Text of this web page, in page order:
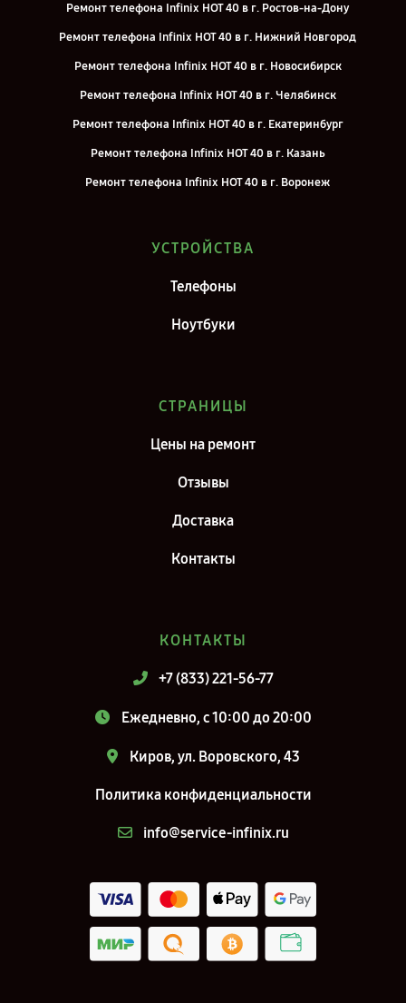
Ремонт телефона Infinix HOT 40 в г. Ростов-на-Дону
Ремонт телефона Infinix HOT 40 в г. Нижний Новгород
Ремонт телефона Infinix HOT 40 в г. Новосибирск
Ремонт телефона Infinix HOT 40 в г. Челябинск
Ремонт телефона Infinix HOT 40 в г. Екатеринбург
Ремонт телефона Infinix HOT 40 в г. Казань
Ремонт телефона Infinix HOT 40 в г. Воронеж
Ремонт телефона Infinix HOT 40 в г. Самара
Ремонт телефона Infinix HOT 40 в г. Санкт-Петербург
УСТРОЙСТВА
Телефоны
Ноутбуки
СТРАНИЦЫ
Цены на ремонт
Отзывы
Доставка
Контакты
КОНТАКТЫ
+7 (833) 221-56-77
Ежедневно, с 10:00 до 20:00
Киров, ул. Воровского, 43
Политика конфиденциальности
info@service-infinix.ru